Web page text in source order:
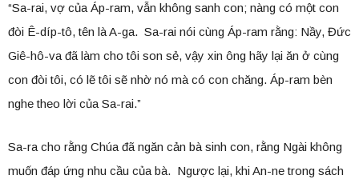
“Sa-rai, vợ của Áp-ram, vẫn không sanh con; nàng có một con
đòi Ê-díp-tô, tên là A-ga. Sa-rai nói cùng Áp-ram rằng: Nầy, Đức
Giê-hô-va đã làm cho tôi son sẻ, vậy xin ông hãy lại ăn ở cùng
con đòi tôi, có lẽ tôi sẽ nhờ nó mà có con chăng. Áp-ram bèn
nghe theo lời của Sa-rai.”
Sa-ra cho rằng Chúa đã ngăn cản bà sinh con, rằng Ngài không
muốn đáp ứng nhu cầu của bà. Ngược lại, khi An-ne trong sách